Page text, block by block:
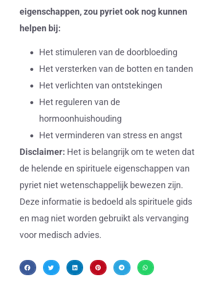
eigenschappen, zou pyriet ook nog kunnen
helpen bij:
Het stimuleren van de doorbloeding
Het versterken van de botten en tanden
Het verlichten van ontstekingen
Het reguleren van de
hormoonhuishouding
Het verminderen van stress en angst
Disclaimer: Het is belangrijk om te weten dat
de helende en spirituele eigenschappen van
pyriet niet wetenschappelijk bewezen zijn.
Deze informatie is bedoeld als spirituele gids
en mag niet worden gebruikt als vervanging
voor medisch advies.